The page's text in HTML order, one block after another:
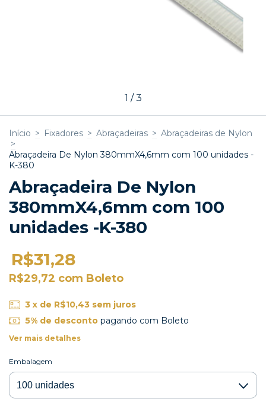
1 /3
Início > Fixadores > Abraçadeiras > Abraçadeiras de Nylon
>
Abraçadeira De Nylon 380mmX4,6mm com 100 unidades -
K-380
Abraçadeira De Nylon
380mmX4,6mm com 100
unidades -K-380
R$31,28
R$29,72 com Boleto
3 x de R$10,43 sem juros
5% de descontopagando com Boleto
Ver mais detalhes
Embalagem